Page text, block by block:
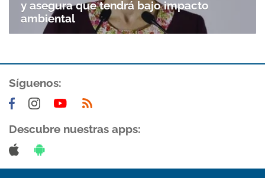
Gracias por suscribirte a nuestro boletín.
y asegura que tendrá bajo impacto
ambiental
Síguenos:
Descubre nuestras apps: